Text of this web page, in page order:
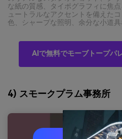
な紙の質感、タイポグラフィに焦
ュートラルなアクセントを備えた
色、シャープな照明、余分な小道
AIで無料でモーブトープパ
4) スモークプラム事務所